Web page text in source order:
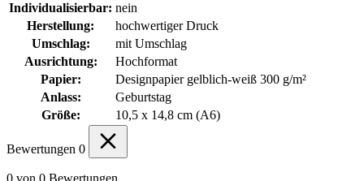
Individualisierbar: nein
Herstellung:
hochwertiger Druck
Umschlag:
mit Umschlag
Ausrichtung:
Hochformat
Papier:
Designpapier gelblich-weiß 300 g/m²
Anlass:
Geburtstag
Größe:
10,5 x 14,8 cm (A6)
Bewertungen 0
0 von 0 Bewertungen